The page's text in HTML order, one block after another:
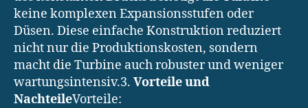
keine komplexen Expansionsstufen oder
Düsen. Diese einfache Konstruktion reduziert
nicht nur die Produktionskosten, sondern
macht die Turbine auch robuster und weniger
wartungsintensiv.3. Vorteile und
NachteileVorteile: